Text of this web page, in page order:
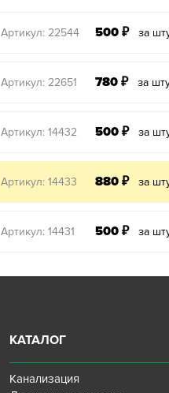
Артикул: 22544 500 ₽ за
Артикул: 22651 780 ₽ за
Артикул: 14432 500 ₽ за
Артикул: 14433 880 ₽ за
Артикул: 14431 500 ₽ за
КАТАЛОГ
Канализация